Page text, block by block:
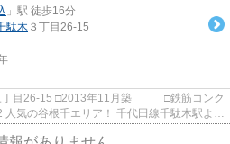
」駅 徒歩16分
駄木 ３丁目26-15